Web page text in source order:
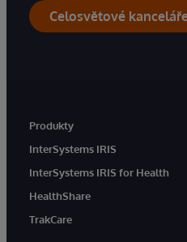
Celosvětové
Produkty
InterSystems IRIS
InterSystems IRIS for Health
HealthShare
TrakCare